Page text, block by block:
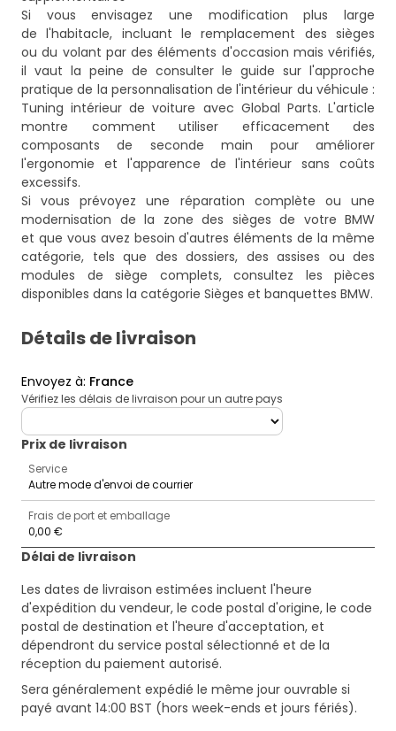
Si vous envisagez une modification plus large
de l'habitacle, incluant le remplacement des sièges
ou du volant par des éléments d'occasion mais vérifiés,
il vaut la peine de consulter le guide sur l'approche
pratique de la personnalisation de l'intérieur du véhicule :
Tuning intérieur de voiture avec Global Parts. L'article
montre comment utiliser efficacement des
composants de seconde main pour améliorer
l'ergonomie et l'apparence de l'intérieur sans coûts
excessifs.
Si vous prévoyez une réparation complète ou une
modernisation de la zone des sièges de votre BMW
et que vous avez besoin d'autres éléments de la même
catégorie, tels que des dossiers, des assises ou des
modules de siège complets, consultez les pièces
disponibles dans la catégorie Sièges et banquettes BMW.
Détails de livraison
Envoyez à: France
Vérifiez les délais de livraison pour un autre pays
deliveryCountry
Prix ​​de livraison
Service
Autre mode d'envoi de courrier
Frais de port et emballage
0,00 €
Délai de livraison
Les dates de livraison estimées incluent l'heure
d'expédition du vendeur, le code postal d'origine, le code
postal de destination et l'heure d'acceptation, et
dépendront du service postal sélectionné et de la
réception du paiement autorisé.
Sera généralement expédié le même jour ouvrable si
payé avant 14:00 BST (hors week-ends et jours fériés).